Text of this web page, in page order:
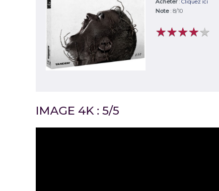
Acheter: Cliquez ici
Note: 8/10
★★★★★
★★★★★
IMAGE 4K : 5/5